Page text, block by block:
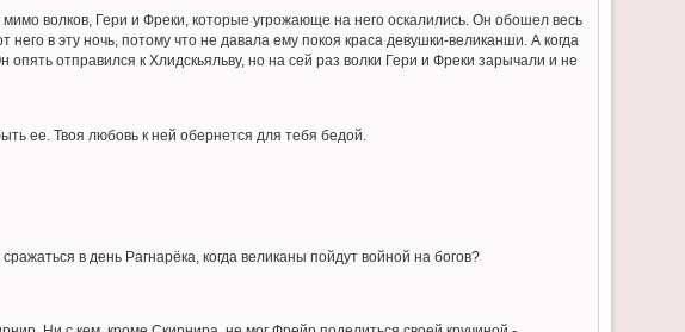
волков, Гери и Фреки, которые угрожающе на него оскалились. Он обошел весь
в эту ночь, потому что не давала ему покоя краса девушки-великанши. А когда
отправился к Хлидскьяльву, но на сей раз волки Гери и Фреки зарычали и не
ее. Твоя любовь к ней обернется для тебя бедой.
в день Рагнарёка, когда великаны пойдут войной на богов?